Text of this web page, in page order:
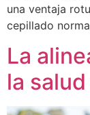
una ventaja
cepillado
La
la